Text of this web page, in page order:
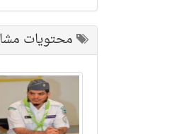
محتويات